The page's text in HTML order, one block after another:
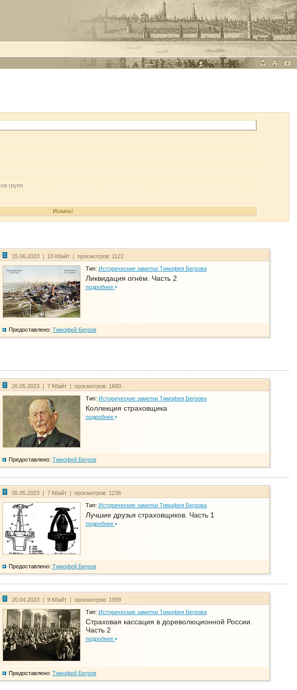
групп
15.06.2023 | 10 Кбайт | просмотров: 1122
Тип: Исторические заметки Тимофея Бегрова
Ликвидация огнём. Часть 2
подробнее
Предоставлено: Тимофей Бегров
26.05.2023 | 7 Кбайт | просмотров: 1600
Тип: Исторические заметки Тимофея Бегрова
Коллекция страховщика
подробнее
Предоставлено: Тимофей Бегров
05.05.2023 | 7 Кбайт | просмотров: 1236
Тип: Исторические заметки Тимофея Бегрова
Лучшие друзья страховщиков. Часть 1
подробнее
Предоставлено: Тимофей Бегров
20.04.2023 | 9 Кбайт | просмотров: 1099
Тип: Исторические заметки Тимофея Бегрова
Страховая кассация в дореволюционной России.
Часть 2
подробнее
Предоставлено: Тимофей Бегров